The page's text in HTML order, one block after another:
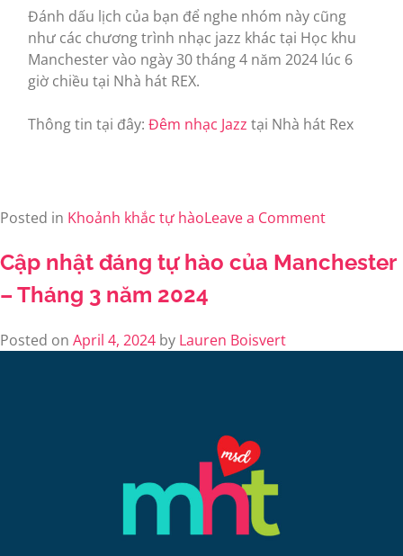
Đánh dấu lịch của bạn để nghe nhóm này cũng
như các chương trình nhạc jazz khác tại Học khu
Manchester vào ngày 30 tháng 4 năm 2024 lúc 6
giờ chiều tại Nhà hát REX.
Thông tin tại đây: Đêm nhạc Jazz tại Nhà hát Rex
Posted in Khoảnh khắc tự hàoLeave a Comment
Cập nhật đáng tự hào của Manchester
– Tháng 3 năm 2024
Posted on April 4, 2024 by Lauren Boisvert